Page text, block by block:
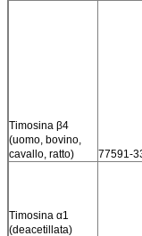
Timosina β4
(uomo, bovino,
cavallo, ratto)
77591-
Timosina α1
(deacetillata)